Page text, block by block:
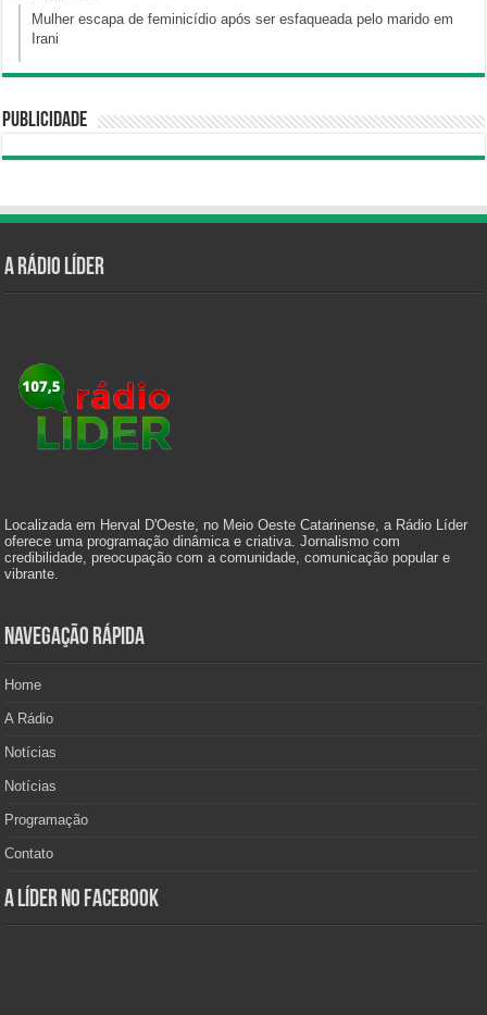
Mulher escapa de feminicídio após ser esfaqueada pelo marido em
Irani
Publicidade
A Rádio Líder
Localizada em Herval D'Oeste, no Meio Oeste Catarinense, a Rádio Líder
oferece uma programação dinâmica e criativa. Jornalismo com
credibilidade, preocupação com a comunidade, comunicação popular e
vibrante.
Navegação Rápida
Home
A Rádio
Notícias
Notícias
Programação
Contato
A Líder no Facebook